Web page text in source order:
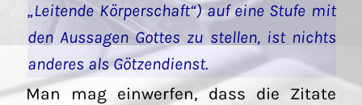
„Leitende Körperschaft“) auf eine Stufe mit
den Aussagen Gottes zu stellen, ist nichts
anderes als Götzendienst.
Man mag einwerfen, dass die Zitate